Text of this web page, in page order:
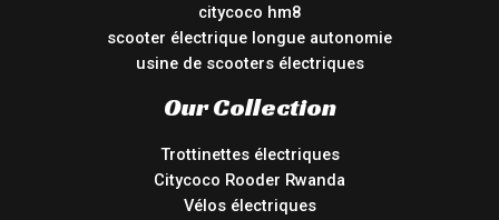
citycoco hm8
scooter électrique longue autonomie
usine de scooters électriques
Our Collection
Trottinettes électriques
Citycoco Rooder Rwanda
Vélos électriques